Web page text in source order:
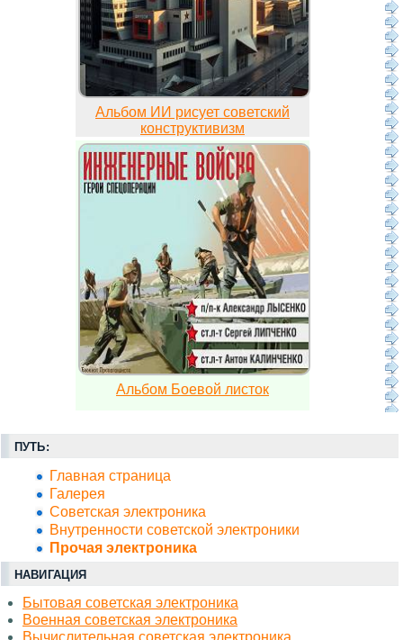
Альбом ИИ рисует советский
конструктивизм
Альбом Боевой листок
ПУТЬ:
Главная страница
Галерея
Советская электроника
Внутренности советской электроники
Прочая электроника
НАВИГАЦИЯ
Бытовая советская электроника
Военная советская электроника
Вычислительная советская электроника